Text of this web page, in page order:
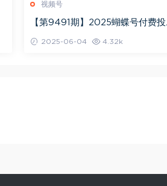
视频号
【第9491期】2025蝴蝶号付费投
撬动自然流的核心玩法
2025-06-04 4.32k